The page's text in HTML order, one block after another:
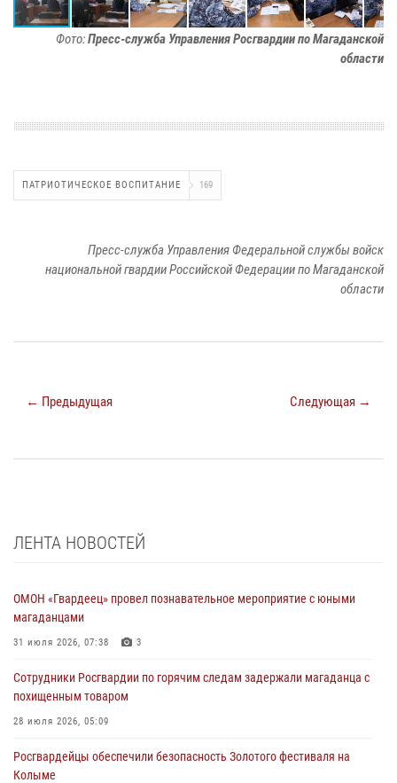
Фото:Пресс-служба Управления Росгвардии по Магаданской
области
ПАТРИОТИЧЕСКОЕ ВОСПИТАНИЕ 169
Пресс-служба Управления Федеральной службы войск
национальной гвардии Российской Федерации по Магаданской
области
← Предыдущая Следующая →
ЛЕНТА НОВОСТЕЙ
ОМОН «Гвардеец» провел познавательное мероприятие с юными
магаданцами
31 июля 2026, 07:38 3
Сотрудники Росгвардии по горячим следам задержали магаданца с
похищенным товаром
28 июля 2026, 05:09
Росгвардейцы обеспечили безопасность Золотого фестиваля на
Колыме